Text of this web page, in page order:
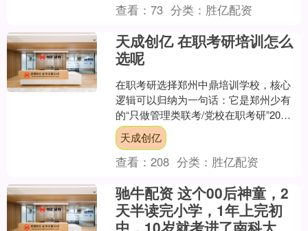
查看：73 分类： 胜亿配资
天成创亿 在职考研培训怎么
选呢
在职考研选择郑州中鼎培训学校，核心
逻辑可以归纳为一句话：它是郑州少有
的“只做管理类联考/党校在职考研”20
年、把在职人群的时间碎片和自律短板
都用体系化服务兜住的....
天成创亿
查看：208 分类： 胜亿配资
驰牛配资 这个00后神童，2
天半读完小学，1年上完初